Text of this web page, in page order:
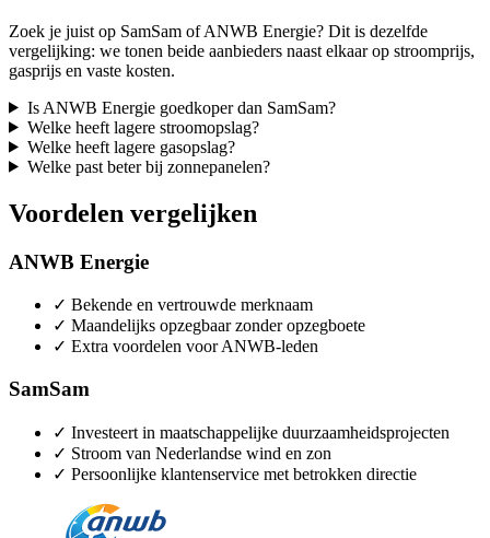
Zoek je juist op SamSam of ANWB Energie? Dit is dezelfde
vergelijking: we tonen beide aanbieders naast elkaar op stroomprijs,
gasprijs en vaste kosten.
Is ANWB Energie goedkoper dan SamSam?
Welke heeft lagere stroomopslag?
Welke heeft lagere gasopslag?
Welke past beter bij zonnepanelen?
Voordelen vergelijken
ANWB Energie
✓ Bekende en vertrouwde merknaam
✓ Maandelijks opzegbaar zonder opzegboete
✓ Extra voordelen voor ANWB-leden
SamSam
✓ Investeert in maatschappelijke duurzaamheidsprojecten
✓ Stroom van Nederlandse wind en zon
✓ Persoonlijke klantenservice met betrokken directie